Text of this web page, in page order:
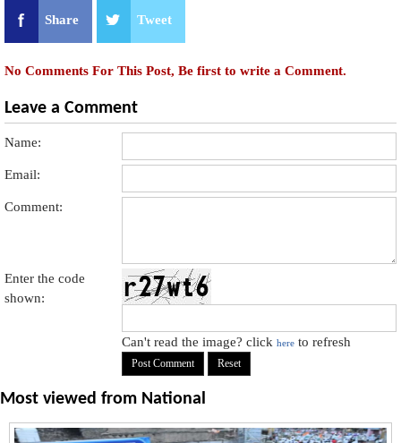
Share Tweet
No Comments For This Post, Be first to write a Comment.
Leave a Comment
Name:
Email:
Comment:
Enter the code
shown:
Can't read the image? clickhere to refresh
Most viewed from National